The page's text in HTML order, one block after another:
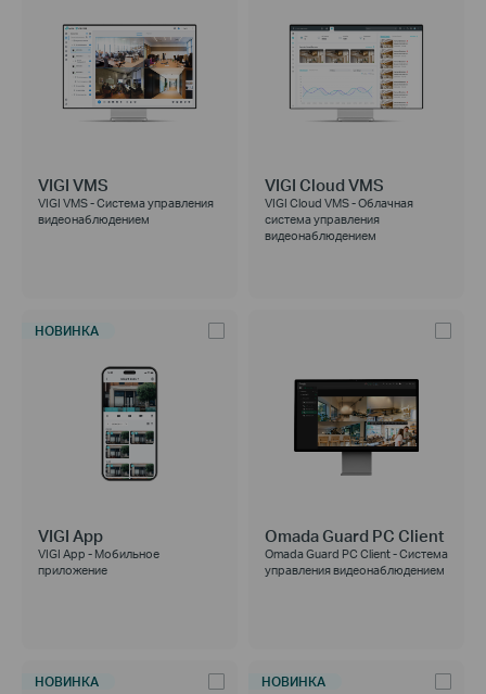
VIGI VMS
VIGI VMS - Система управления
видеонаблюдением
VIGI Cloud VMS
VIGI Cloud VMS - Облачная
система управления
видеонаблюдением
НОВИНКА
VIGI App
VIGI App - Мобильное
приложение
Omada Guard PC Client
Omada Guard PC Client - Система
управления видеонаблюдением
НОВИНКА НОВИНКА